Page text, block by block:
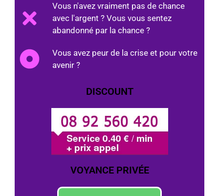
Vous n'avez vraiment pas de chance
avec l'argent ? Vous vous sentez
abandonné par la chance ?
Vous avez peur de la crise et pour votre
avenir ?
DISCOUNT
VOYANCE PRIVÉE